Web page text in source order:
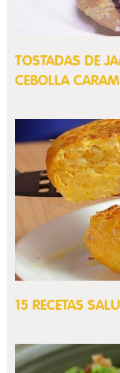
TOSTADAS DE
CEBOLLA
15 RECETAS